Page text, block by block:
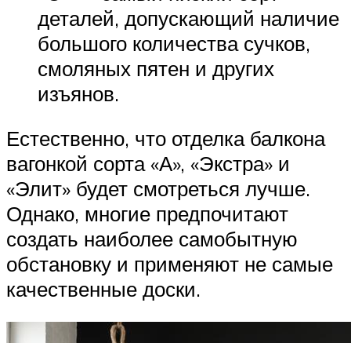
деталей, допускающий наличие
большого количества сучков,
смоляных пятен и других
изъянов.
Естественно, что отделка балкона
вагонкой сорта «А», «Экстра» и
«Элит» будет смотреться лучше.
Однако, многие предпочитают
создать наиболее самобытную
обстановку и применяют не самые
качественные доски.